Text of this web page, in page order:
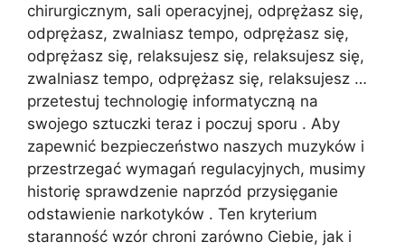
chirurgicznym, sali operacyjnej, odprężasz się,
odprężasz, zwalniasz tempo, odprężasz się,
odprężasz się, relaksujesz się, relaksujesz się,
zwalniasz tempo, odprężasz się, relaksujesz …
przetestuj technologię informatyczną na
swojego sztuczki teraz i poczuj sporu . Aby
zapewnić bezpieczeństwo naszych muzyków i
przestrzegać wymagań regulacyjnych, musimy
historię sprawdzenie naprzód przysięganie
odstawienie narkotyków . Ten kryterium
staranność wzór chroni zarówno Ciebie, jak i